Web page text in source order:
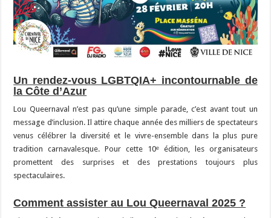
Un rendez-vous LGBTQIA+ incontournable de
la Côte d’Azur
Lou Queernaval n’est pas qu’une simple parade, c’est avant tout un
message d’inclusion. Il attire chaque année des milliers de spectateurs
venus célébrer la diversité et le vivre-ensemble dans la plus pure
tradition carnavalesque. Pour cette 10ᵉ édition, les organisateurs
promettent des surprises et des prestations toujours plus
spectaculaires.
Comment assister au Lou Queernaval 2025 ?